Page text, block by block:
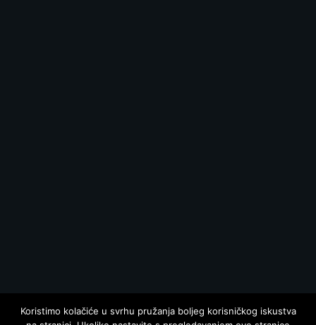
Koristimo kolačiće u svrhu pružanja boljeg korisničkog iskustva